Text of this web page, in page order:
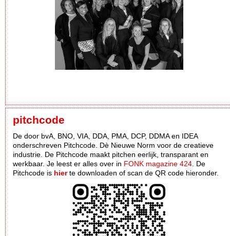
pitchcode
De door bvA, BNO, VIA, DDA, PMA, DCP, DDMA en IDEA
onderschreven Pitchcode. Dè Nieuwe Norm voor de creatieve
industrie. De Pitchcode maakt pitchen eerlijk, transparant en
werkbaar. Je leest er alles over in FONK magazine 424 . De
Pitchcode is hierte downloaden of scan de QR code hieronder.